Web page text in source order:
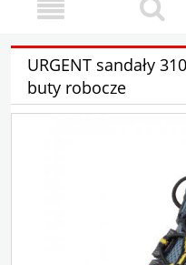
URGENT sandały
buty robocze